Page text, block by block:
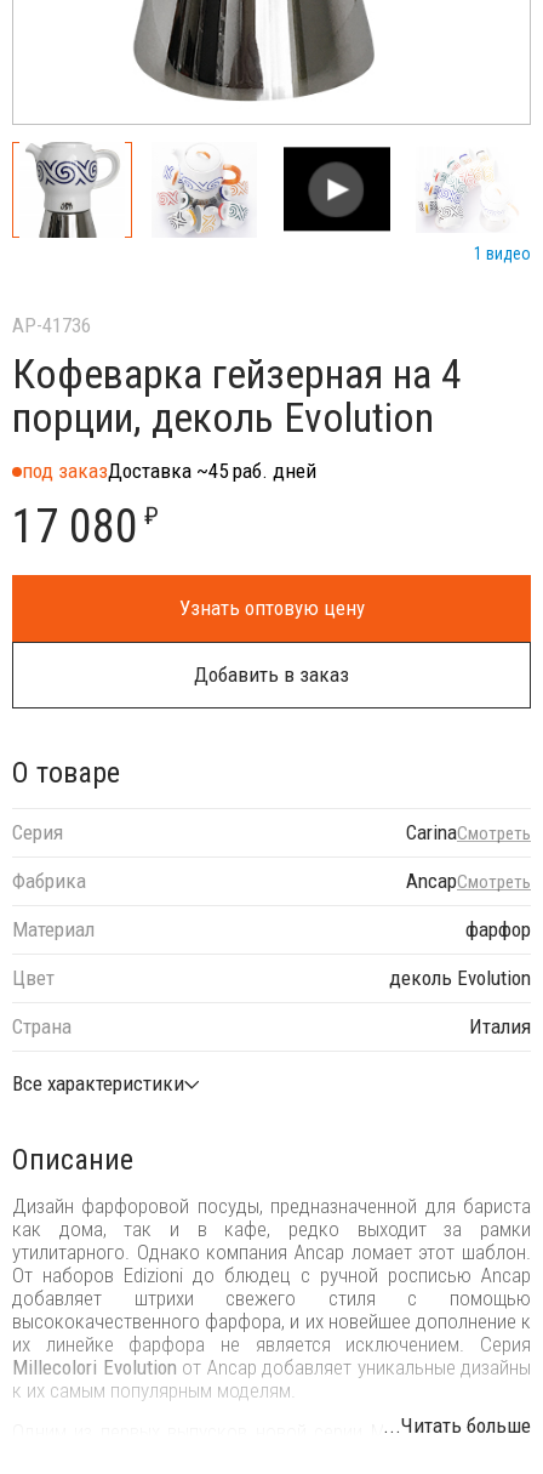
1 видео
AP-41736
Кофеварка гейзерная на 4
порции, деколь Evolution
под заказДоставка ~45 раб. дней
17 080 ₽
Узнать оптовую цену
Добавить в заказ
О товаре
Серия CarinaСмотреть
Фабрика AncapСмотреть
Материал
фарфор
Цвет
деколь Evolution
Страна
Италия
Все характеристики
Описание
Дизайн фарфоровой посуды, предназначенной для бариста
как дома, так и в кафе, редко выходит за рамки
утилитарного. Однако компания Ancap ломает этот шаблон.
От наборов Edizioni до блюдец с ручной росписью Ancap
добавляет штрихи свежего стиля с помощью
высококачественного фарфора, и их новейшее дополнение к
их линейке фарфора не является исключением. Серия
Millecolori Evolution от Ancap добавляет уникальные дизайны
к их самым популярным моделям.
Одним из первых выпусков новой серии Millecolori Evolution
...Читать больше